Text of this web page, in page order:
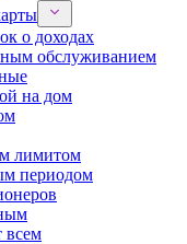
о доходах
обслуживанием
на дом
лимитом
периодом
всем